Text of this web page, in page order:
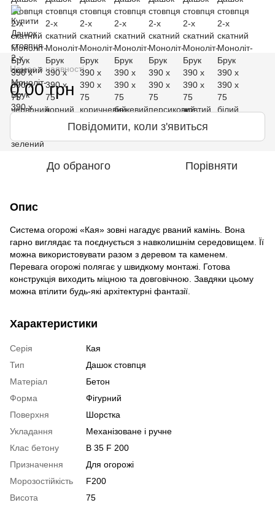
Немає в наявності
0.00 грн
Повідомити, коли з'явиться
До обраного Порівняти
Опис
Система огорожі «Кая» зовні нагадує рваний камінь. Вона
гарно виглядає та поєднується з навколишнім середовищем. Її
можна використовувати разом з деревом та каменем.
Перевага огорожі полягає у швидкому монтажі. Готова
конструкція виходить міцною та довговічною. Завдяки цьому
можна втілити будь-які архітектурні фантазії.
Характеристики
Серія
Кая
Тип
Дашок стовпця
Матеріал
Бетон
Форма
Фігурний
Поверхня
Шорстка
Укладання
Механізоване і ручне
Клас бетону
В 35 F 200
Призначення
Для огорожі
Морозостійкість
F200
Висота
75